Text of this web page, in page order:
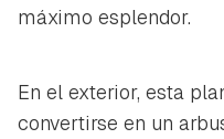
máximo esplendor.
En el exterior, esta
convertirse en un